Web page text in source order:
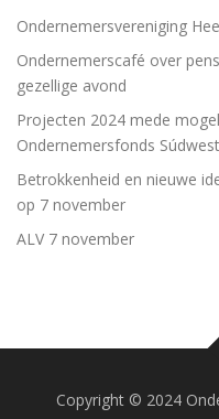
Ondernemersvereniging
Ondernemerscafé over
gezellige avond
Projecten 2024 mede
Ondernemersfonds
Betrokkenheid en nieuwe
op 7 november
ALV 7 november
Copyright © 2024